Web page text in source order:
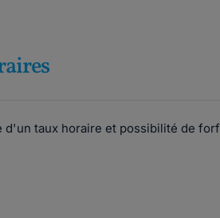
d'un taux horaire et possibilité de